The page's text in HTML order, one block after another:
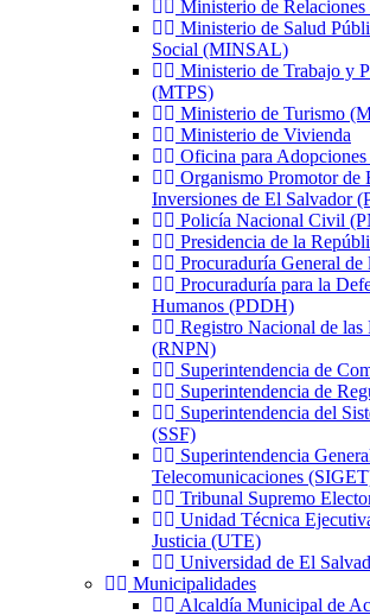
Ministerio de Relaciones
Ministerio de Salud
Social (MINSAL)
Ministerio de Trabajo y
(MTPS)
Ministerio de Turismo
Ministerio de Vivienda
Oficina para
Organismo Promotor de
Inversiones de El Salvador
Policía Nacional Civil
Presidencia de la
Procuraduría General
Procuraduría para la
Humanos (PDDH)
Registro Nacional de las
(RNPN)
Superintendencia de
Superintendencia de
Superintendencia del
(SSF)
Superintendencia
Telecomunicaciones
Tribunal Supremo
Unidad Técnica
Justicia (UTE)
Universidad de El
Municipalidades
Alcaldía Municipal de